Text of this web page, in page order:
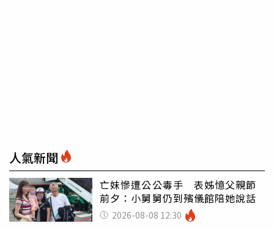
人氣新聞
亡妹慘遭公公毒手 表姊憶父親節
前夕：小舅舅仍到殯儀館陪她說話
2026-08-08 12:30